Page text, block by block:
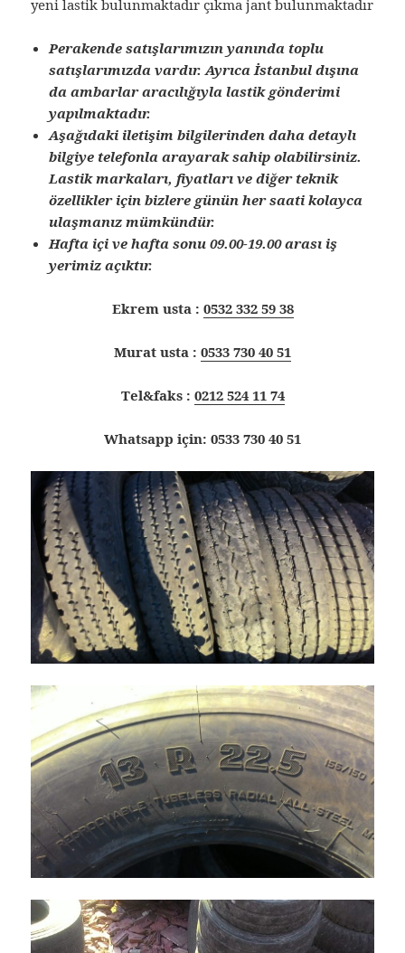
yeni lastik bulunmaktadır çıkma jant bulunmaktadır
Perakende satışlarımızın yanında toplu
satışlarımızda vardır. Ayrıca İstanbul dışına
da ambarlar aracılığıyla lastik gönderimi
yapılmaktadır.
Aşağıdaki iletişim bilgilerinden daha detaylı
bilgiye telefonla arayarak sahip olabilirsiniz.
Lastik markaları, fiyatları ve diğer teknik
özellikler için bizlere günün her saati kolayca
ulaşmanız mümkündür.
Hafta içi ve hafta sonu 09.00-19.00 arası iş
yerimiz açıktır.
Ekrem usta : 0532 332 59 38
Murat usta : 0533 730 40 51
Tel&faks : 0212 524 11 74
Whatsapp için: 0533 730 40 51